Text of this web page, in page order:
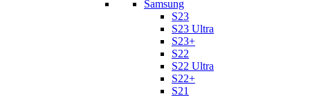
Samsung
S23
S23 Ultra
S23+
S22
S22 Ultra
S22+
S21